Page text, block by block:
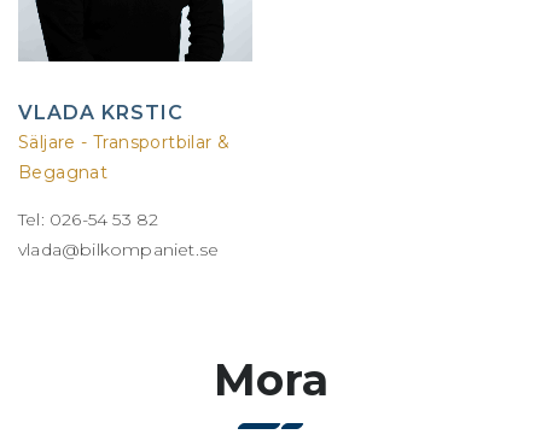
VLADA KRSTIC
Säljare - Transportbilar &
Begagnat
Tel: 026-54 53 82
vlada@bilkompaniet.se
Mora